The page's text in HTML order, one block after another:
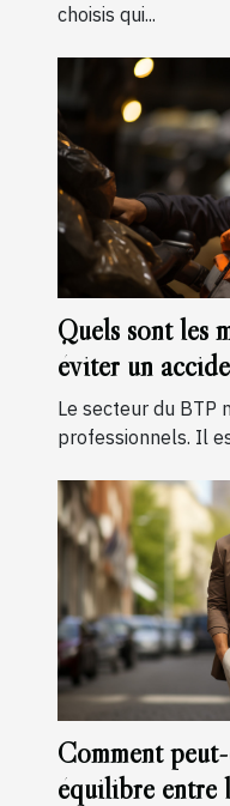
choisis qui...
Quels sont les
éviter un
Le secteur du BTP
professionnels. Il
Comment
équilibre entre